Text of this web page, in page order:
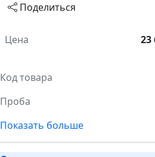
Поделиться
Цена 23
Код товара
Проба
Показать больше